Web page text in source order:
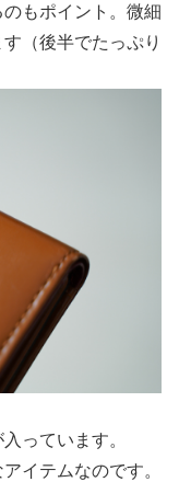
もポイント。微細
（後半でたっぷり
っています。
イテムなのです。